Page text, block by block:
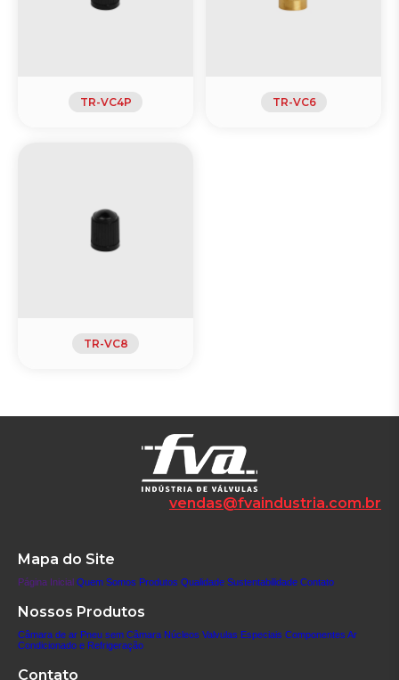
TR-VC4P TR-VC6
TR-VC8
vendas@fvaindustria.com.br
Mapa do Site
Página Inicial Quem Somos Produtos Qualidade Sustentabilidade Contato
Nossos Produtos
Câmara de ar Pneu sem Câmara Núcleos Valvulas Especiais Componentes Ar
Condicionado e Refrigeração
Contato